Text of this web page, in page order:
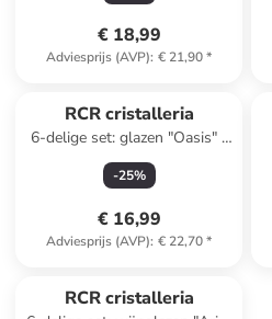
€ 18,99
Adviesprijs (AVP): € 21,90*
RCR cristalleria
6-delige set: glazen "Oasis" -
250 ml
-25%
€ 16,99
Adviesprijs (AVP): € 22,70*
RCR cristalleria